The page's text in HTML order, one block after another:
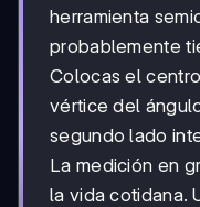
herramienta
probablemente
Colocas el
vértice del
segundo lado
La medición en
la vida cotidana.